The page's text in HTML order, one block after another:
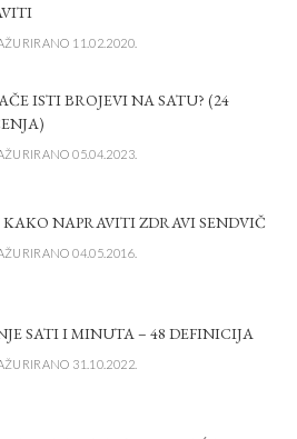
11.02.2020.
ISTI BROJEVI NA SATU? (24
05.04.2023.
KAKO NAPRAVITI ZDRAVI SENDVIČ
04.05.2016.
SATI I MINUTA – 48 DEFINICIJA
31.10.2022.